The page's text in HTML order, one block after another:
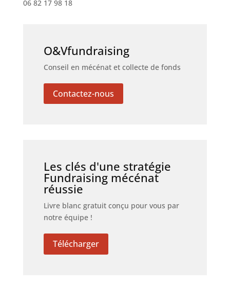
06 82 17 98 18
O&Vfundraising
Conseil en mécénat et collecte de fonds
Contactez-nous
Les clés d'une stratégie
Fundraising mécénat
réussie
Livre blanc gratuit conçu pour vous par
notre équipe !
Télécharger